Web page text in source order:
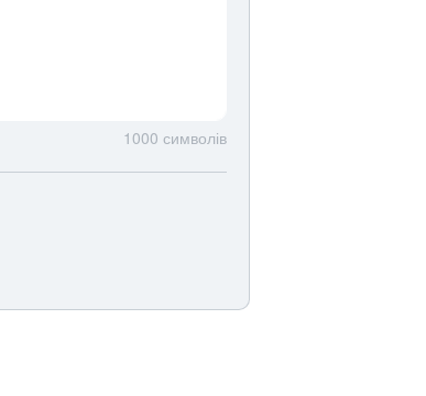
1000 символів